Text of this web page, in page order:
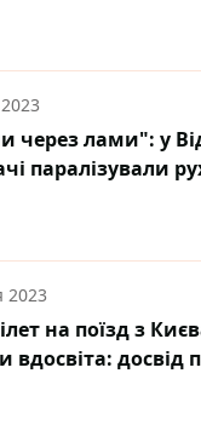
через лами": у
паралізували
2023
на поїзд з
вдосвіта: досвід